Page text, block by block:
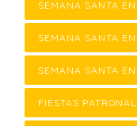
SEMANA SANTA
SEMANA SANTA
SEMANA SANTA
FIESTAS